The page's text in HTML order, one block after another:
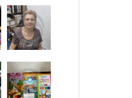
православная
игрушка»,
игры»,